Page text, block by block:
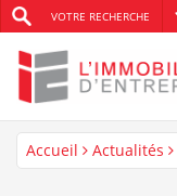
VOTRE RECHERCHE
Accueil Actualités